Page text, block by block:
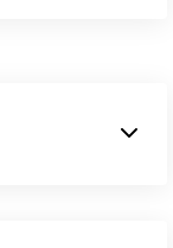
eccellente